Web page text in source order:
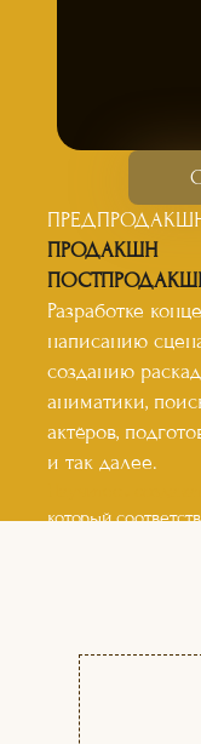
ПРОДАКШН
Разработке
написанию
созданию
аниматики,
актёров,
и так далее.
который